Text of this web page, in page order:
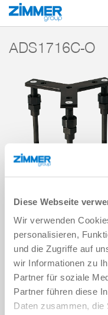
Diese Webseite
Wir verwenden
personalisieren,
und die Zugriffe auf
wir Informationen zu
Partner für soziale
Partner führen diese
Daten zusammen, die
시작 제품
ADS1716C-O
기술 데이터
다운로드